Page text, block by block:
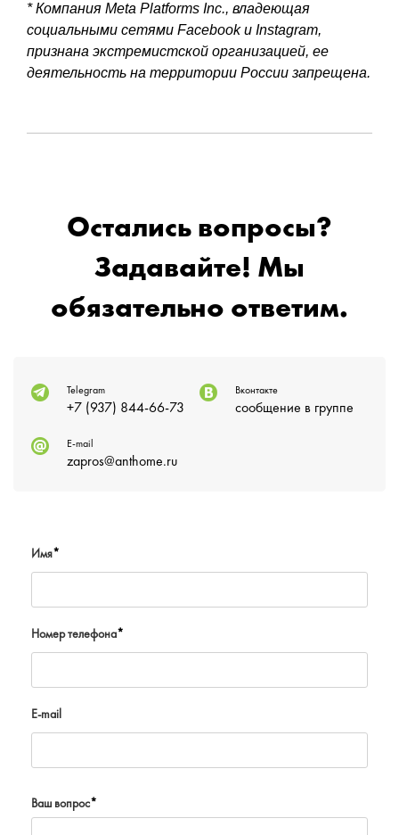
* Компания Meta Platforms Inc., владеющая
социальными сетями Facebook и Instagram,
признана экстремистской организацией, ее
деятельность на территории России запрещена.
Остались вопросы?
Задавайте! Мы
обязательно ответим.
Telegram
+7 (937) 844-66-73
Вконтакте
сообщение в группе
E-mail
zapros@anthome.ru
Имя*
Номер телефона*
E-mail
Ваш вопрос*